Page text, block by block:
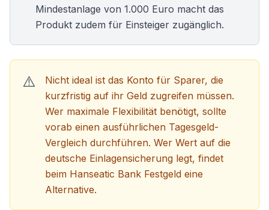
Mindestanlage von 1.000 Euro macht das
Produkt zudem für Einsteiger zugänglich.
Nicht ideal ist das Konto für Sparer, die
kurzfristig auf ihr Geld zugreifen müssen.
Wer maximale Flexibilität benötigt, sollte
vorab einen ausführlichen Tagesgeld-
Vergleich durchführen. Wer Wert auf die
deutsche Einlagensicherung legt, findet
beim Hanseatic Bank Festgeld eine
Alternative.